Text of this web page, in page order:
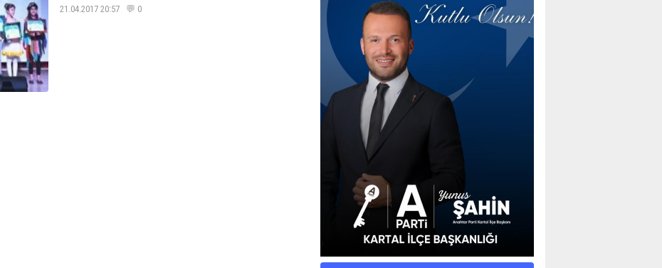
21.04.2017 20:57 💬 0